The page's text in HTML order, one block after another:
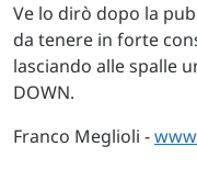
Ve lo dirò dopo la
da tenere in forte
lasciando alle spalle
DOWN.
Franco Meglioli -